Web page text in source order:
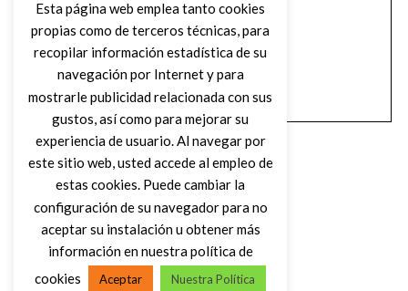
Esta página web emplea tanto cookies
propias como de terceros técnicas, para
recopilar información estadística de su
navegación por Internet y para
mostrarle publicidad relacionada con sus
gustos, así como para mejorar su
experiencia de usuario. Al navegar por
este sitio web, usted accede al empleo de
estas cookies. Puede cambiar la
configuración de su navegador para no
aceptar su instalación u obtener más
información en nuestra política de
cookies
Aceptar Nuestra Política